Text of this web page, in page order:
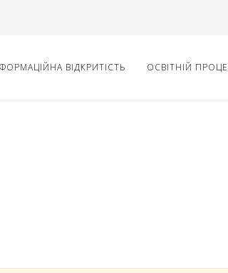
ВІДКРИТІСТЬ ОСВІТНІЙ